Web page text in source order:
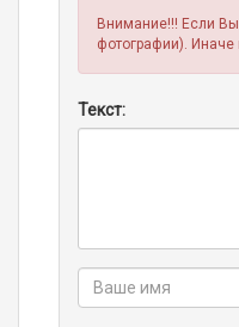
Внимание!!! Если
фотографии). Иначе
Текст: